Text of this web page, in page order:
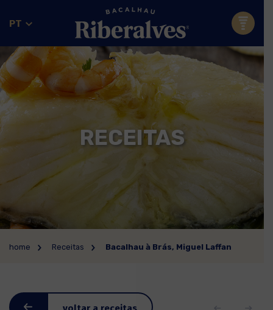
PT
RECEITAS
home Receitas Bacalhau à Brás, Miguel Laffan